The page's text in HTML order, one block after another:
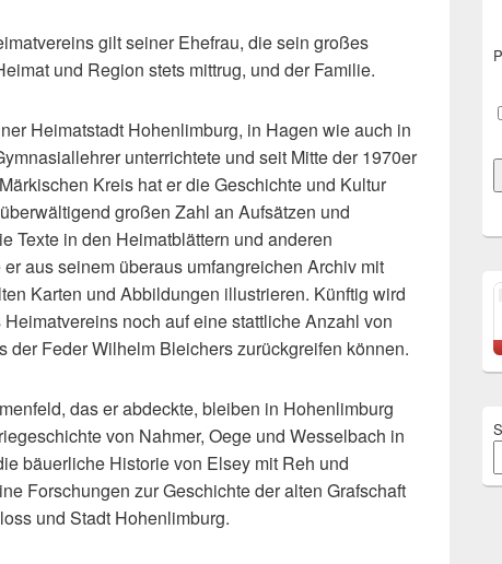
gilt seiner Ehefrau, die sein großes
und Region stets mittrug, und der Familie.
Heimatstadt Hohenlimburg, in Hagen wie auch in
unterrichtete und seit Mitte der 1970er
Kreis hat er die Geschichte und Kultur
großen Zahl an Aufsätzen und
Texte in den Heimatblättern und anderen
aus seinem überaus umfangreichen Archiv mit
Karten und Abbildungen illustrieren. Künftig wird
noch auf eine stattliche Anzahl von
der Feder Wilhelm Bleichers zurückgreifen können.
das er abdeckte, bleiben in Hohenlimburg
von Nahmer, Oege und Wesselbach in
bäuerliche Historie von Elsey mit Reh und
Forschungen zur Geschichte der alten Grafschaft
und Stadt Hohenlimburg.